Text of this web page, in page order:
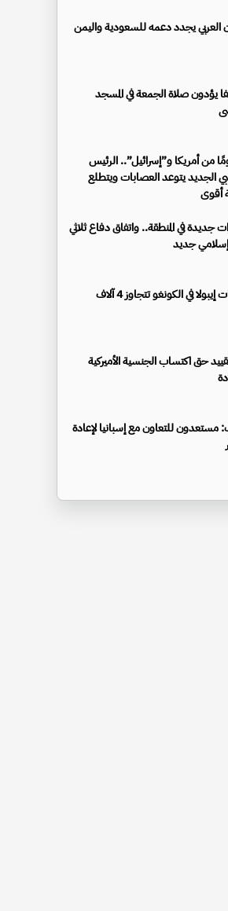
العربي يجدد دعمه للسعودية واليمن
ألفا يؤدون صلاة الجمعة في المسجد
من أمريكا و”إسرائيل”.. الرئيس
الجديد يتوعد العصابات ويتطلع
أقوى
جديدة في المنطقة.. واتفاق دفاع ثلاثي
جديد
في الكونغو تتجاوز 4 آلاف
حق اكتساب الجنسية الأميركية
مستعدون للتعاون مع إسبانيا لإعادة